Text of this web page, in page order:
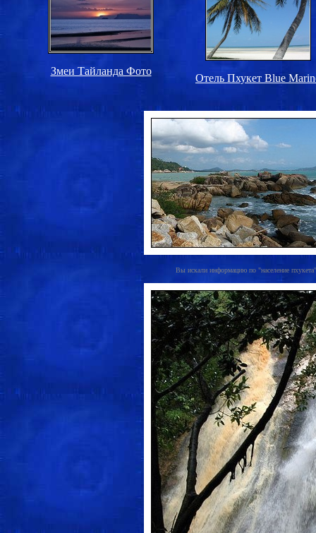
Змеи Тайланда Фото
Отель Пхукет Blue
Вы искали информацию по "население